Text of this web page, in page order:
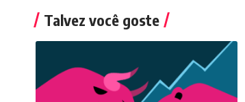
Talvez você goste